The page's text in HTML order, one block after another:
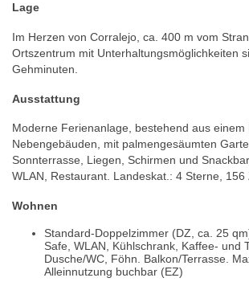
Lage
Im Herzen von Corralejo, ca. 400 m vom
Ortszentrum mit Unterhaltungsmöglichkeiten
Gehminuten.
Ausstattung
Moderne Ferienanlage, bestehend aus einem
Nebengebäuden, mit palmengesäumten
Sonnterrasse, Liegen, Schirmen und
WLAN, Restaurant. Landeskat.: 4 Sterne, 156
Wohnen
Standard-Doppelzimmer (DZ, ca. 25
Safe, WLAN, Kühlschrank, Kaffee- und
Dusche/WC, Föhn. Balkon/Terrasse.
Alleinnutzung buchbar (EZ)